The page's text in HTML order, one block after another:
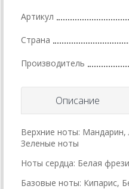
Артикул
Страна
Производитель
Описание
Верхние ноты:
Зеленые ноты
Ноты сердца: Белая
Базовые ноты: Кипарис,